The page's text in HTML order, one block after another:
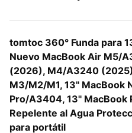
tomtoc 360° Funda para
Nuevo MacBook Air M5/
(2026), M4/A3240
M3/M2/M1, 13" MacBook
Pro/A3404, 13" MacBook
Repelente al Agua
para portátil